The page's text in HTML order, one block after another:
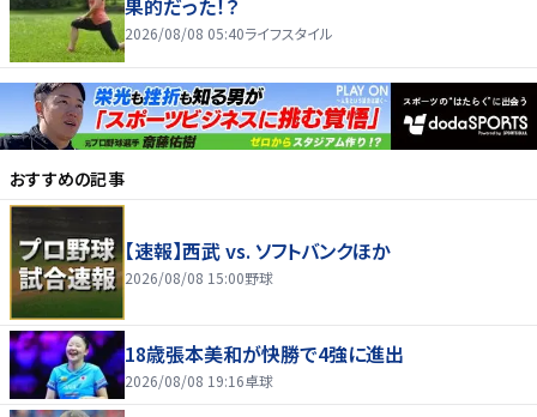
果的だった！？
2026/08/08 05:40ライフスタイル
おすすめの記事
【速報】西武 vs. ソフトバンクほか
2026/08/08 15:00野球
18歳張本美和が快勝で4強に進出
2026/08/08 19:16卓球